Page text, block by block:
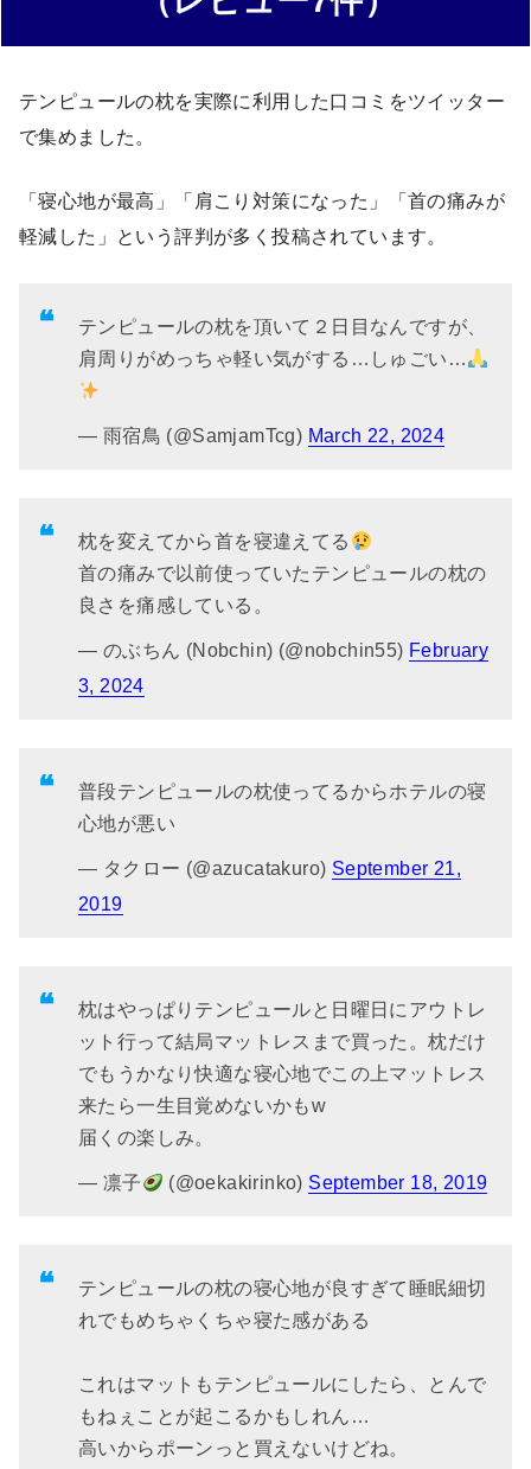
テンピュールの枕を実際に利用した口コミをツイッター
で集めました。
「寝心地が最高」「肩こり対策になった」「首の痛みが
軽減した」という評判が多く投稿されています。
テンピュールの枕を頂いて２日目なんですが、
肩周りがめっちゃ軽い気がする…しゅごい…
— 雨宿鳥 (@SamjamTcg) March 22, 2024
枕を変えてから首を寝違えてる
首の痛みで以前使っていたテンピュールの枕の
良さを痛感している。
— のぶちん (Nobchin) (@nobchin55) February
3, 2024
普段テンピュールの枕使ってるからホテルの寝
心地が悪い
— タクロー (@azucatakuro) September 21,
2019
枕はやっぱりテンピュールと日曜日にアウトレ
ット行って結局マットレスまで買った。枕だけ
でもうかなり快適な寝心地でこの上マットレス
来たら一生目覚めないかもw
届くの楽しみ。
— 凛子 (@oekakirinko) September 18, 2019
テンピュールの枕の寝心地が良すぎて睡眠細切
れでもめちゃくちゃ寝た感がある
これはマットもテンピュールにしたら、とんで
もねぇことが起こるかもしれん…
高いからポーンっと買えないけどね。